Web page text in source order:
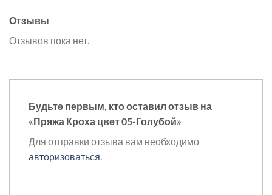
Отзывы
Отзывов пока нет.
Будьте первым, кто оставил отзыв на
«Пряжа Кроха цвет 05-Голубой»
Для отправки отзыва вам необходимо
авторизоваться